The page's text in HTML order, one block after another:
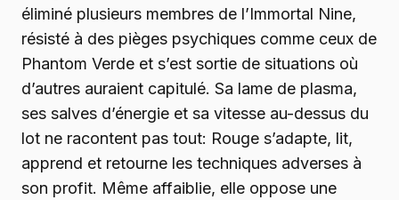
éliminé plusieurs membres de l’Immortal Nine,
résisté à des pièges psychiques comme ceux de
Phantom Verde et s’est sortie de situations où
d’autres auraient capitulé. Sa lame de plasma,
ses salves d’énergie et sa vitesse au-dessus du
lot ne racontent pas tout: Rouge s’adapte, lit,
apprend et retourne les techniques adverses à
son profit. Même affaiblie, elle oppose une